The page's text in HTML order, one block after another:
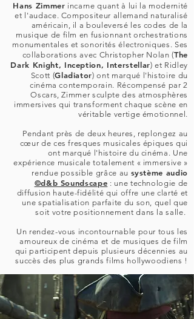
Hans Zimmer incarne quant à lui la modernité
et l'audace. Compositeur allemand naturalisé
américain, il a bouleversé les codes de la
musique de film en fusionnant orchestrations
monumentales et sonorités électroniques. Ses
collaborations avec Christopher Nolan (The
Dark Knight, Inception, Interstellar) et Ridley
Scott (Gladiator) ont marqué l'histoire du
cinéma contemporain. Récompensé par 2
Oscars, Zimmer sculpte des atmosphères
immersives qui transforment chaque scène en
véritable vertige émotionnel.
​Pendant près de deux heures, replongez au
cœur de ces fresques musicales épiques qui
ont marqué l'histoire du cinéma. Une
expérience musicale totalement « immersive »
rendue possible grâce au système audio
©d&b Soundscape : une technologie de
diffusion haute-fidélité qui offre une clarté et
une spatialisation parfaite du son, quel que
soit votre positionnement dans la salle.
Un rendez-vous incontournable pour tous les
amoureux de cinéma et de musiques de film
qui participent depuis plusieurs décennies au
succès des plus grands films hollywoodiens !